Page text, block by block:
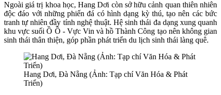
Ngoài giá trị khoa học, Hang Dơi còn sở hữu cảnh quan thiên nhiên
độc đáo với những phiến đá có hình dạng kỳ thú, tạo nên các bức
tranh tự nhiên đầy tính nghệ thuật. Hệ sinh thái đa dạng xung quanh
khu vực suối Ồ Ồ - Vực Vin và hồ Thành Công tạo nên không gian
sinh thái thân thiện, góp phần phát triển du lịch sinh thái làng quê.
Hang Dơi, Đà Nẵng (Ảnh: Tạp chí Văn Hóa & Phát
Triển)